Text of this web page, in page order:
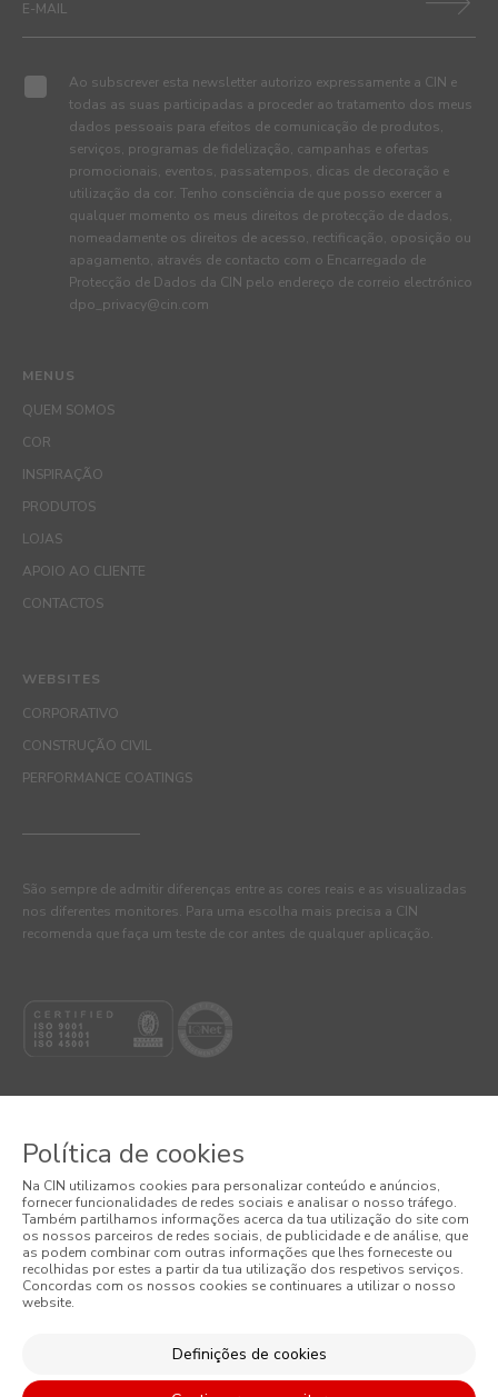
MENUS
QUEM SOMOS
COR
INSPIRAÇÃO
PRODUTOS
LOJAS
APOIO AO CLIENTE
CONTACTOS
Ao subscrever esta newsletter autorizo expressamente a CIN e
todas as suas participadas a proceder ao tratamento dos meus
dados pessoais para efeitos de comunicação de produtos,
serviços, programas de fidelização, campanhas e ofertas
promocionais, eventos, passatempos, dicas de decoração e
utilização da cor. Tenho consciência de que posso exercer a
qualquer momento os meus direitos de protecção de dados,
nomeadamente os direitos de acesso, rectificação, oposição ou
apagamento, através de contacto com o Encarregado de
Protecção de Dados da CIN pelo endereço de correio electrónico
dpo_privacy@cin.com
WEBSITES
CORPORATIVO
CONSTRUÇÃO CIVIL
PERFORMANCE COATINGS
São sempre de admitir diferenças entre as cores reais e as visualizadas
nos diferentes monitores. Para uma escolha mais precisa a CIN
recomenda que faça um teste de cor antes de qualquer aplicação.
Termos e Condições
Política de Privacidade
Política de Cookies
Condições Gerais de Venda
Política de cookies
Na CIN utilizamos cookies para personalizar conteúdo e anúncios,
fornecer funcionalidades de redes sociais e analisar o nosso tráfego.
Também partilhamos informações acerca da tua utilização do site com
os nossos parceiros de redes sociais, de publicidade e de análise, que
as podem combinar com outras informações que lhes forneceste ou
recolhidas por estes a partir da tua utilização dos respetivos serviços.
Concordas com os nossos cookies se continuares a utilizar o nosso
website.
Definições de cookies